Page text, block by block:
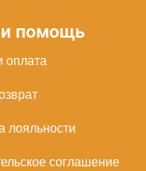
помощь
оплата
лояльности
соглашение